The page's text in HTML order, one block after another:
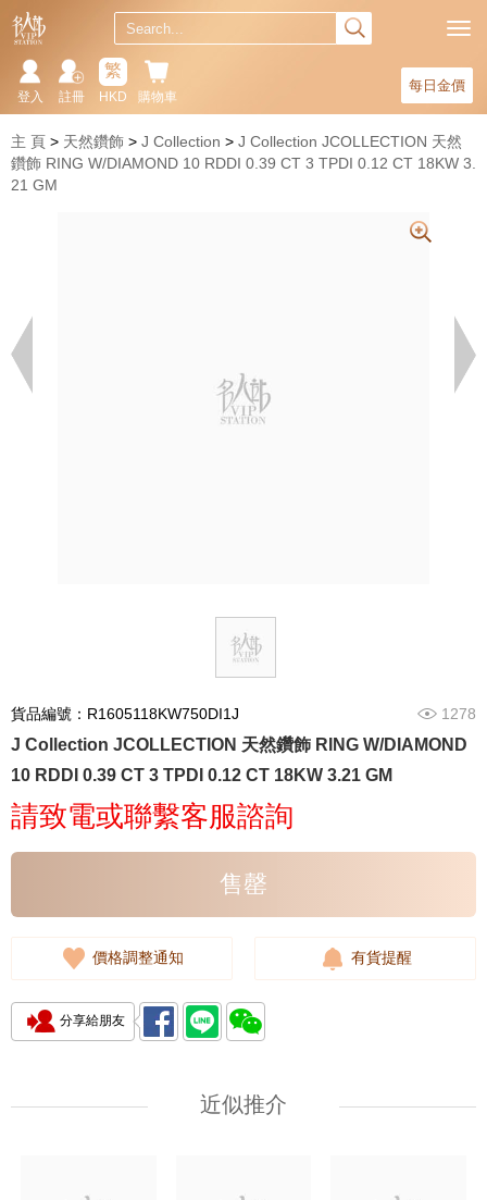
每日金價
購物車
繁
HKD
註冊
登入
主 頁 天然鑽飾 J Collection
J Collection JCOLLECTION 天然
鑽飾 RING W/DIAMOND 10 RDDI 0.39 CT 3 TPDI 0.12 CT 18KW 3.
21 GM
貨品編號：R1605118KW750DI1J 1278
J Collection JCOLLECTION 天然鑽飾 RING W/DIAMOND
10 RDDI 0.39 CT 3 TPDI 0.12 CT 18KW 3.21 GM
請致電或聯繫客服諮詢
售罄
價格調整通知 有貨提醒
分享給朋友
近似推介